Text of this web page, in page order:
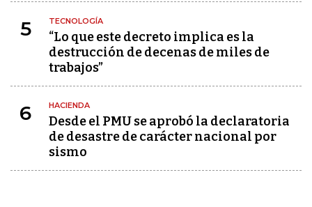
5 TECNOLOGÍA
“Lo que este decreto implica es la
destrucción de decenas de miles de
trabajos”
6 HACIENDA
Desde el PMU se aprobó la declaratoria
de desastre de carácter nacional por
sismo